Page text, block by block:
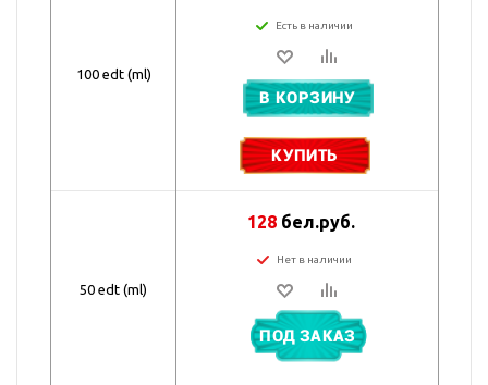
100 edt (ml)
Есть в наличии
В КОРЗИНУ
КУПИТЬ
50 edt (ml)
128 бел.руб.
Нет в наличии
ПОД ЗАКАЗ